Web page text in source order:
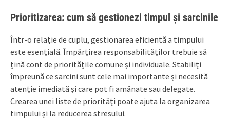
Prioritizarea: cum să gestionezi timpul și sarcinile
Într-o relație de cuplu, gestionarea eficientă a timpului
este esențială. Împărțirea responsabilităților trebuie să
țină cont de prioritățile comune și individuale. Stabiliți
împreună ce sarcini sunt cele mai importante și necesită
atenție imediată și care pot fi amânate sau delegate.
Crearea unei liste de priorități poate ajuta la organizarea
timpului și la reducerea stresului.